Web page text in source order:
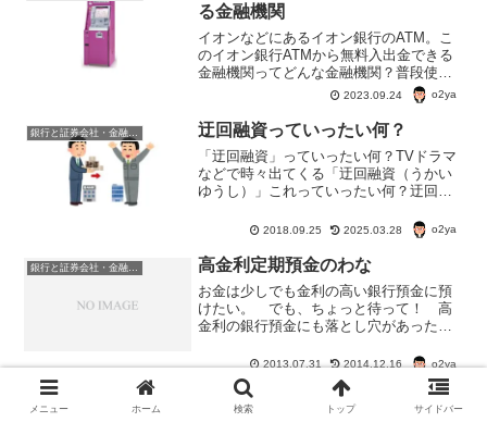
る金融機関
イオンなどにあるイオン銀行のATM。こ
のイオン銀行ATMから無料入出金できる
金融機関ってどんな金融機関？普段使っ
ている銀行のキャッシュカードを使っ
て、お買い物ついでに、イオン銀行ATM
から手数料無料で引き出しできると便利
だよね。
2023.09.24 o2ya
銀行と証券会社・金融商品 迂回融資っていったい何？
「迂回融資」っていったい何？TVドラマ
などで時々出てくる「迂回融資（うかい
ゆうし）」これっていったい何？迂回融
2018.09.25 2025.03.28 o2ya
高金利定期預金のわな
お金は少しでも金利の高い銀行預金に預
けたい。 でも、ちょっと待って！ 高
金利の銀行預金にも落とし穴があったり
利定期預金は要注意。預け入れ期間の短
い高金利定期預金のからくり例）定期預
金金利・年0.5％・初回...
2013.07.31 2014.12.16 o2ya
ゆうちょ銀行ホームページでトラ
メニュー ホーム 検索 トップ サイドバー